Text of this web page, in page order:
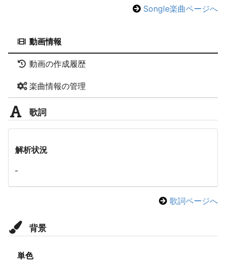
Songle楽曲ページへ
動画情報
動画の作成履歴
楽曲情報の管理
歌詞
解析状況
-
歌詞ページへ
背景
単色